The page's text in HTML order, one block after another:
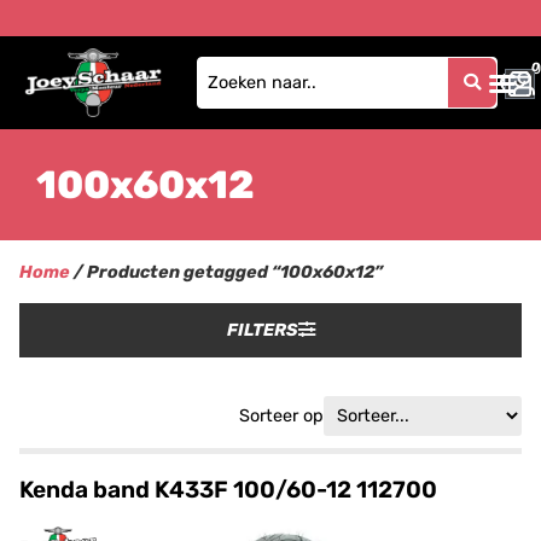
0
0
100x60x12
Home/ Producten getagged “100x60x12”
FILTERS
Sorteer op
Kenda band K433F 100/60-12 112700